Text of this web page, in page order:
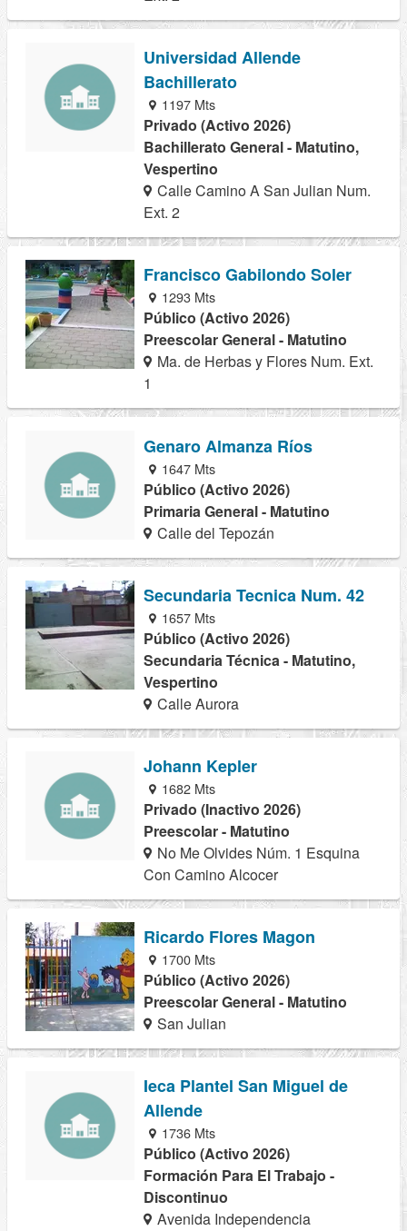
Universidad Allende
Bachillerato
1197 Mts
Privado (Activo 2026)
Bachillerato General - Matutino,
Vespertino
Calle Camino A San Julian Num.
Ext. 2
Francisco Gabilondo Soler
1293 Mts
Público (Activo 2026)
Preescolar General - Matutino
Ma. de Herbas y Flores Num. Ext.
1
Genaro Almanza Ríos
1647 Mts
Público (Activo 2026)
Primaria General - Matutino
Calle del Tepozán
Secundaria Tecnica Num. 42
1657 Mts
Público (Activo 2026)
Secundaria Técnica - Matutino,
Vespertino
Calle Aurora
Johann Kepler
1682 Mts
Privado (Inactivo 2026)
Preescolar - Matutino
No Me Olvides Núm. 1 Esquina
Con Camino Alcocer
Ricardo Flores Magon
1700 Mts
Público (Activo 2026)
Preescolar General - Matutino
San Julian
Ieca Plantel San Miguel de
Allende
1736 Mts
Público (Activo 2026)
Formación Para El Trabajo -
Discontinuo
Avenida Independencia